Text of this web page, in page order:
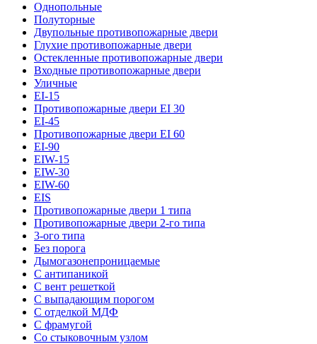
Однопольные
Полуторные
Двупольные противопожарные двери
Глухие противопожарные двери
Остекленные противопожарные двери
Входные противопожарные двери
Уличные
EI-15
Противопожарные двери EI 30
EI-45
Противопожарные двери EI 60
EI-90
EIW-15
EIW-30
EIW-60
EIS
Противопожарные двери 1 типа
Противопожарные двери 2-го типа
3-ого типа
Без порога
Дымогазонепроницаемые
С антипаникой
С вент решеткой
С выпадающим порогом
С отделкой МДФ
С фрамугой
Со стыковочным узлом